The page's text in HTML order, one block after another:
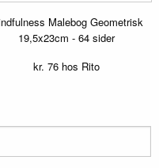
Malebog Geometrisk
19,5x23cm - 64 sider
kr. 76 hos Rito